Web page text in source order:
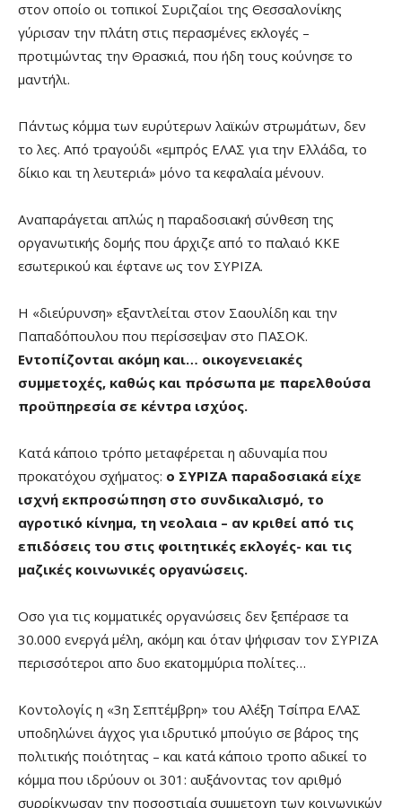
στον οποίο οι τοπικοί Συριζαίοι της Θεσσαλονίκης
γύρισαν την πλάτη στις περασμένες εκλογές –
προτιμώντας την Θρασκιά, που ήδη τους κούνησε το
μαντήλι.
Πάντως κόμμα των ευρύτερων λαϊκών στρωμάτων, δεν
το λες. Από τραγούδι «εμπρός ΕΛΑΣ για την Ελλάδα, το
δίκιο και τη λευτεριά» μόνο τα κεφαλαία μένουν.
Αναπαράγεται απλώς η παραδοσιακή σύνθεση της
οργανωτικής δομής που άρχιζε από το παλαιό ΚΚΕ
εσωτερικού και έφτανε ως τον ΣΥΡΙΖΑ.
Η «διεύρυνση» εξαντλείται στον Σαουλίδη και την
Παπαδόπουλου που περίσσεψαν στο ΠΑΣΟΚ.
Εντοπίζονται ακόμη και… οικογενειακές
συμμετοχές, καθώς και πρόσωπα με παρελθούσα
προϋπηρεσία σε κέντρα ισχύος.
Κατά κάποιο τρόπο μεταφέρεται η αδυναμία που
προκατόχου σχήματος: ο ΣΥΡΙΖΑ παραδοσιακά είχε
ισχνή εκπροσώπηση στο συνδικαλισμό, το
αγροτικό κίνημα, τη νεολαια – αν κριθεί από τις
επιδόσεις του στις φοιτητικές εκλογές- και τις
μαζικές κοινωνικές οργανώσεις.
Οσο για τις κομματικές οργανώσεις δεν ξεπέρασε τα
30.000 ενεργά μέλη, ακόμη και όταν ψήφισαν τον ΣΥΡΙΖΑ
περισσότεροι απο δυο εκατομμύρια πολίτες…
Κοντολογίς η «3η Σεπτέμβρη» του Αλέξη Τσίπρα ΕΛΑΣ
υποδηλώνει άγχος για ιδρυτικό μπούγιο σε βάρος της
πολιτικής ποιότητας – και κατά κάποιο τροπο αδικεί το
κόμμα που ιδρύουν οι 301: αυξάνοντας τον αριθμό
συρρίκνωσαν την ποσοστιαία συμμετοχη των κοινωνικών